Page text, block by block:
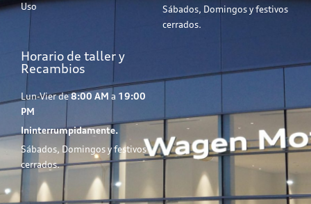
Uso
Sábados, Domingos y festivos
cerrados.
Horario de taller y
Recambios
Lun-Vier de8:00 AM a 19:00
PM
Ininterrumpidamente.
Sábados, Domingos y festivos
cerrados.